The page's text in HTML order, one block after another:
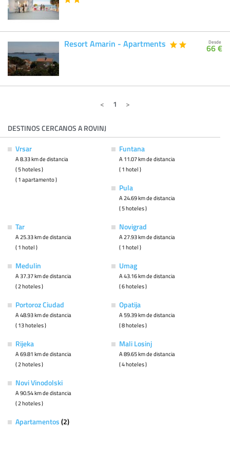
Resort Amarin - Apartments Desde
66 €
1
DESTINOS CERCANOS A ROVINJ
Vrsar
A 8.33 km de distancia
( 5 hoteles )
( 1 apartamento )
Funtana
A 11.07 km de distancia
( 1 hotel )
Pula
A 24.69 km de distancia
( 5 hoteles )
Tar
A 25.33 km de distancia
( 1 hotel )
Novigrad
A 27.93 km de distancia
( 1 hotel )
Medulin
A 37.37 km de distancia
( 2 hoteles )
Umag
A 43.16 km de distancia
( 6 hoteles )
Portoroz Ciudad
A 48.93 km de distancia
( 13 hoteles )
Opatija
A 59.39 km de distancia
( 8 hoteles )
Rijeka
A 69.81 km de distancia
( 2 hoteles )
Mali Losinj
A 89.65 km de distancia
( 4 hoteles )
Novi Vinodolski
A 90.54 km de distancia
( 2 hoteles )
Apartamentos (2)